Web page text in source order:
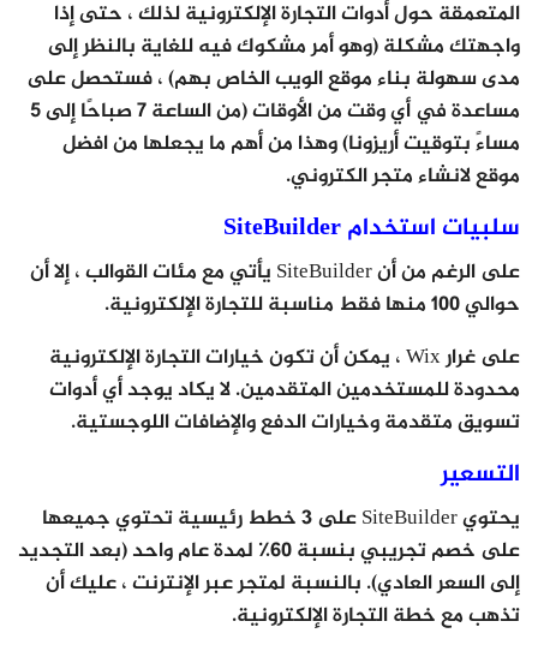
المتعمقة حول أدوات التجارة الإلكترونية لذلك ، حتى إذا
واجهتك مشكلة (وهو أمر مشكوك فيه للغاية بالنظر إلى
مدى سهولة بناء موقع الويب الخاص بهم) ، فستحصل على
مساعدة في أي وقت من الأوقات (من الساعة 7 صباحًا إلى 5
مساءً بتوقيت أريزونا) وهذا من أهم ما يجعلها من افضل
موقع لانشاء متجر الكتروني.
سلبيات استخدام SiteBuilder
على الرغم من أن SiteBuilder يأتي مع مئات القوالب ، إلا أن
حوالي 100 منها فقط مناسبة للتجارة الإلكترونية.
على غرار Wix ، يمكن أن تكون خيارات التجارة الإلكترونية
محدودة للمستخدمين المتقدمين. لا يكاد يوجد أي أدوات
تسويق متقدمة وخيارات الدفع والإضافات اللوجستية.
التسعير
يحتوي SiteBuilder على 3 خطط رئيسية تحتوي جميعها
على خصم تجريبي بنسبة 60٪ لمدة عام واحد (بعد التجديد
إلى السعر العادي). بالنسبة لمتجر عبر الإنترنت ، عليك أن
تذهب مع خطة التجارة الإلكترونية.